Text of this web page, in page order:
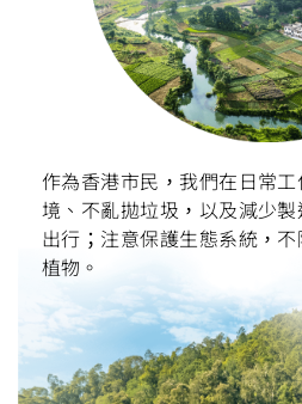
作為香港市民，我們在日常
境、不亂拋垃圾，以及減少
出行；注意保護生態系統，
植物。